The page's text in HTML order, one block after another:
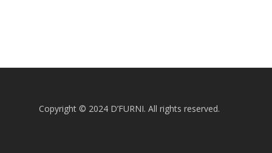
Copyright © 2024 D’FURNI. All rights reserved.